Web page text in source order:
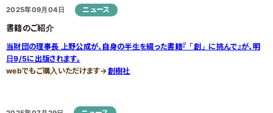
融資利用をお考えの方
2025年09月04日 ニュース
書籍のご紹介
当財団の理事長 上野公成が、自身の半生を綴った書籍『「創」に挑んで』が、明
日9/5に出版されます。
webでもご購入いただけます→創樹社